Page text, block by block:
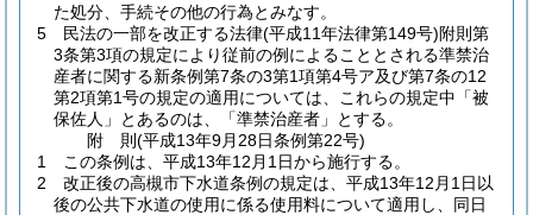
た処分、手続その他の行為とみなす。
5
民法の一部を改正する法律(平成11年法律第149号)附則第
3条第3項の規定により従前の例によることとされる準禁治
産者に関する新条例第7条の3第1項第4号ア及び第7条の12
第2項第1号の規定の適用については、これらの規定中「被
保佐人」とあるのは、「準禁治産者」とする。
附 則(平成13年9月28日条例第22号)
1
この条例は、平成13年12月1日から施行する。
2
改正後の高槻市下水道条例の規定は、平成13年12月1日以
後の公共下水道の使用に係る使用料について適用し、同日